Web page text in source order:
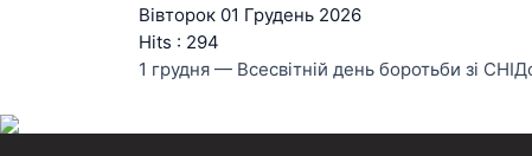
Вівторок 01 Грудень 2026
Hits : 294
1 грудня — Всесвітній день боротьби зі